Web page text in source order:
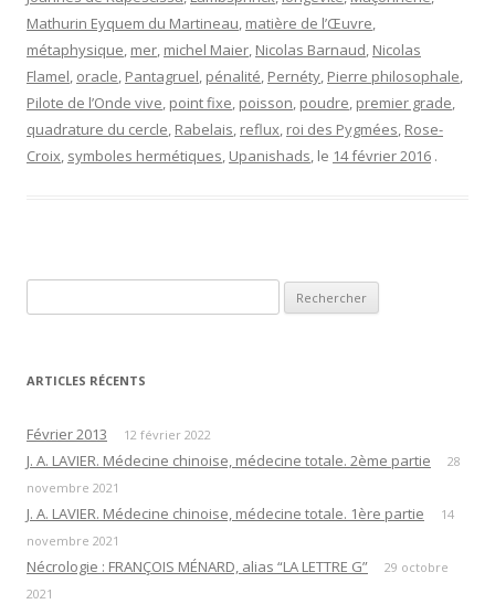
Mathurin Eyquem du Martineau, matière de l’Œuvre,
métaphysique, mer, michel Maier, Nicolas Barnaud, Nicolas
Flamel, oracle, Pantagruel, pénalité, Pernéty, Pierre philosophale,
Pilote de l’Onde vive, point fixe, poisson, poudre, premier grade,
quadrature du cercle, Rabelais, reflux, roi des Pygmées, Rose-
Croix, symboles hermétiques, Upanishads, le 14 février 2016 .
ARTICLES RÉCENTS
Février 2013 12 février 2022
J. A. LAVIER. Médecine chinoise, médecine totale. 2ème partie
28
novembre 2021
J. A. LAVIER. Médecine chinoise, médecine totale. 1ère partie
14
novembre 2021
Nécrologie : FRANÇOIS MÉNARD, alias “LA LETTRE G”
29 octobre
2021